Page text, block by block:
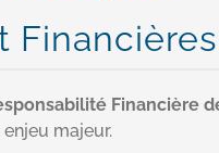
Financières
Financière
majeur.